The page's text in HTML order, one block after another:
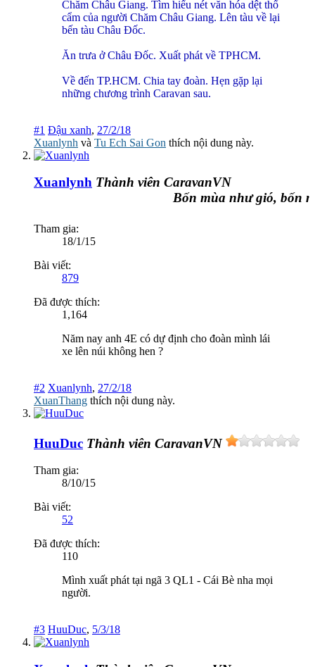
Chăm Châu Giang. Tìm hiểu nét văn hóa dệt thổ
cẩm của người Chăm Châu Giang. Lên tàu về lại
bến tàu Châu Đốc.
Ăn trưa ở Châu Đốc. Xuất phát về TPHCM.
Về đến TP.HCM. Chia tay đoàn. Hẹn gặp lại
những chương trình Caravan sau.
#1 Đậu xanh, 27/2/18
Xuanlynh và Tu Ech Sai Gon thích nội dung này.
Xuanlynh Thành viên CaravanVN
Bốn mùa như gió, bốn
Tham gia:
18/1/15
Bài viết:
879
Đã được thích:
1,164
Năm nay anh 4E có dự định cho đoàn mình lái
xe lên núi không hen ?
#2 Xuanlynh, 27/2/18
XuanThang thích nội dung này.
HuuDuc Thành viên CaravanVN
Tham gia:
8/10/15
Bài viết:
52
Đã được thích:
110
Mình xuất phát tại ngã 3 QL1 - Cái Bè nha mọi
người.
#3 HuuDuc, 5/3/18